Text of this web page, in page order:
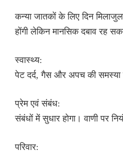
कन्या जातकों के लिए दिन
होंगी लेकिन मानसिक दबाव रह
स्वास्थ्य:
पेट दर्द, गैस और अपच की समस्या
प्रेम एवं संबंध:
संबंधों में सुधार होगा। वाणी पर
परिवार: